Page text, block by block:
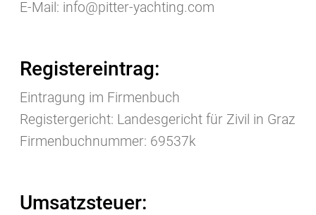
E-Mail: info@pitter-yachting.com
Registereintrag:
Eintragung im Firmenbuch
Registergericht: Landesgericht für Zivil in Graz
Firmenbuchnummer: 69537k
Umsatzsteuer: